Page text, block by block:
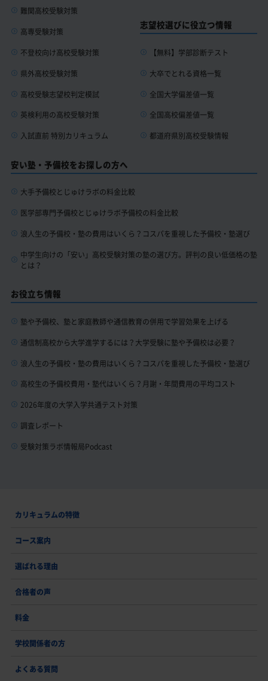
難関高校受験対策
高専受験対策
不登校向け高校受験対策
県外高校受験対策
高校受験志望校判定模試
英検利用の高校受験対策
入試直前 特別カリキュラム
志望校選びに役立つ情報
【無料】学部診断テスト
大卒でとれる資格一覧
全国大学偏差値一覧
全国高校偏差値一覧
都道府県別高校受験情報
安い塾・予備校をお探しの方へ
大手予備校とじゅけラボの料金比較
医学部専門予備校とじゅけラボ予備校の料金比較
浪人生の予備校・塾の費用はいくら？コスパを重視した予備校・塾選び
中学生向けの「安い」高校受験対策の塾の選び方。評判の良い低価格の塾
とは？
お役立ち情報
塾や予備校、塾と家庭教師や通信教育の併用で学習効果を上げる
通信制高校から大学進学するには？大学受験に塾や予備校は必要？
浪人生の予備校・塾の費用はいくら？コスパを重視した予備校・塾選び
高校生の予備校費用・塾代はいくら？月謝・年間費用の平均コスト
2026年度の大学入学共通テスト対策
調査レポート
受験対策ラボ情報局Podcast
カリキュラムの特徴
コース案内
選ばれる理由
合格者の声
料金
学校関係者の方
よくある質問